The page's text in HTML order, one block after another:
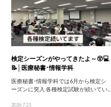
検定シーズンがやってきたよ～😵💻
📝│医療秘書・情報学科
医療秘書・情報学科では6月から検定シ
ーズンに突入 各種検定試験が続いてい...
2026.7.21